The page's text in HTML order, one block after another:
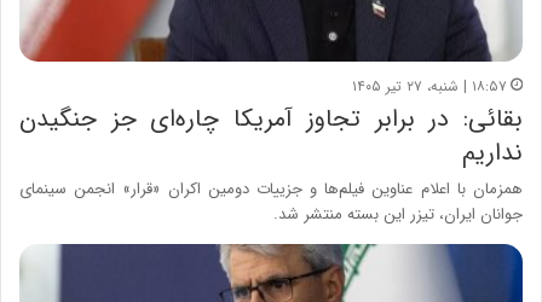
۱۸:۵۷ | شنبه، ۲۷ تیر ۱۴۰۵
بقائی: در برابر تجاوز آمریکا چاره‌ای جز جنگیدن
نداریم
همزمان با اعلام عناوین فیلم‌ها و جزییات دومین اکران «قرار» انجمن سینمای
جوانان ایران، تیزر این بسته منتشر شد.